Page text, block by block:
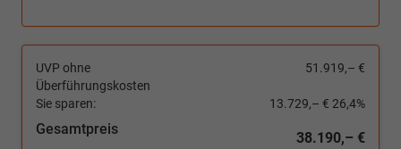
UVP ohne
Überführungskosten
51.919,– €
Sie sparen: 13.729,– € 26,4%
Gesamtpreis
38.190,– €